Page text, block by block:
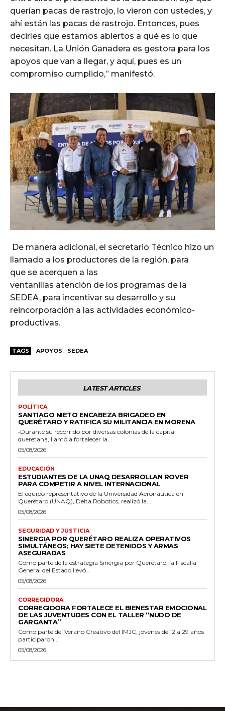
querían pacas de rastrojo, lo vieron con ustedes, y
ahí están las pacas de rastrojo. Entonces, pues
decirles que estamos abiertos a qué es lo que
necesitan. La Unión Ganadera es gestora para los
apoyos que van a llegar, y aquí, pues es un
compromiso cumplido,” manifestó.
De manera adicional, el secretario Técnico hizo un
llamado a los productores de la región, para
que se acerquen a las
ventanillas atención de los programas de la
SEDEA, para incentivar su desarrollo y su
reincorporación a las actividades económico-
productivas.
TAGS APOYOS SEDEA
LATEST ARTICLES
POLÍTICA
SANTIAGO NIETO ENCABEZA BRIGADEO EN
QUERÉTARO Y RATIFICA SU MILITANCIA EN MORENA
•Durante su recorrido por diversas colonias de la capital
queretana, llamó a fortalecer la...
05/08/2026
EDUCACIÓN
ESTUDIANTES DE LA UNAQ DESARROLLAN ROVER
PARA COMPETIR A NIVEL INTERNACIONAL
El equipo representativo de la Universidad Aeronáutica en
Querétaro (UNAQ), Delta Robotics, realizó la...
05/08/2026
SEGURIDAD Y JUSTICIA
SINERGIA POR QUERÉTARO REALIZA OPERATIVOS
SIMULTÁNEOS; HAY SIETE DETENIDOS Y ARMAS
ASEGURADAS
Como parte de la estrategia Sinergia por Querétaro, la Fiscalía
General del Estado llevó...
05/08/2026
CORREGIDORA
CORREGIDORA FORTALECE EL BIENESTAR EMOCIONAL
DE LAS JUVENTUDES CON EL TALLER ‘‘NUDO DE
GARGANTA’’
Como parte del Verano Creativo del IMJC, jóvenes de 12 a 29 años
participaron...
05/08/2026